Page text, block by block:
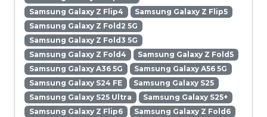
Samsung Galaxy Z Flip4
Samsung Galaxy Z Flip5
Samsung Galaxy Z Fold2 5G
Samsung Galaxy Z Fold3 5G
Samsung Galaxy Z Fold4
Samsung Galaxy Z Fold5
Samsung Galaxy A36 5G
Samsung Galaxy A56 5G
Samsung Galaxy S24 FE
Samsung Galaxy S25
Samsung Galaxy S25 Ultra
Samsung Galaxy S25+
Samsung Galaxy Z Flip6
Samsung Galaxy Z Fold6